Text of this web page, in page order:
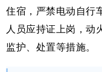
住宿，严禁电动自行
人员应持证上岗，动
监护、处置等措施。